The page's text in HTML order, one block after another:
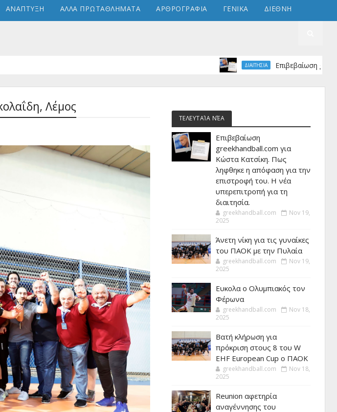
ΑΝΑΠΤΥΞΗ ΑΛΛΑ ΠΡΩΤΑΘΛΗΜΑΤΑ ΑΡΘΡΟΓΡΑΦΙΑ ΓΕΝΙΚΑ ΔΙΕΘΝΗ
ΔΙΑΙΤΗΣΙΑ Επιβεβαίωση
Λέμος
ΤΕΛΕΥΤΑΊΑ ΝΈΑ
Επιβεβαίωση
greekhandball.com για
Κώστα Κατσίκη. Πως
ληφθηκε η απόφαση για την
επιστροφή του. Η νέα
υπερεπιτροπή για τη
διαιτησία.
greekhandball.com
Nov 19,
2025
Άνετη νίκη για τις γυναίκες
του ΠΑΟΚ με την Πυλαία
greekhandball.com
Nov 19,
2025
Ευκολα ο Ολυμπιακός τον
Φέρωνα
greekhandball.com
Nov 18,
2025
Βατή κλήρωση για
πρόκριση στους 8 του W
EHF European Cup ο ΠΑΟΚ
greekhandball.com
Nov 18,
2025
Reunion αφετηρία
αναγέννησης του